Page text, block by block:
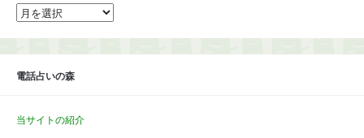
ア
ー
イ
電話占いの森
当サイトの紹介